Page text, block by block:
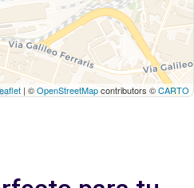
| ©OpenStreetMapcontributors ©CARTO